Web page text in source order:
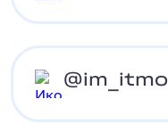
@im_itmo
@im_itmo